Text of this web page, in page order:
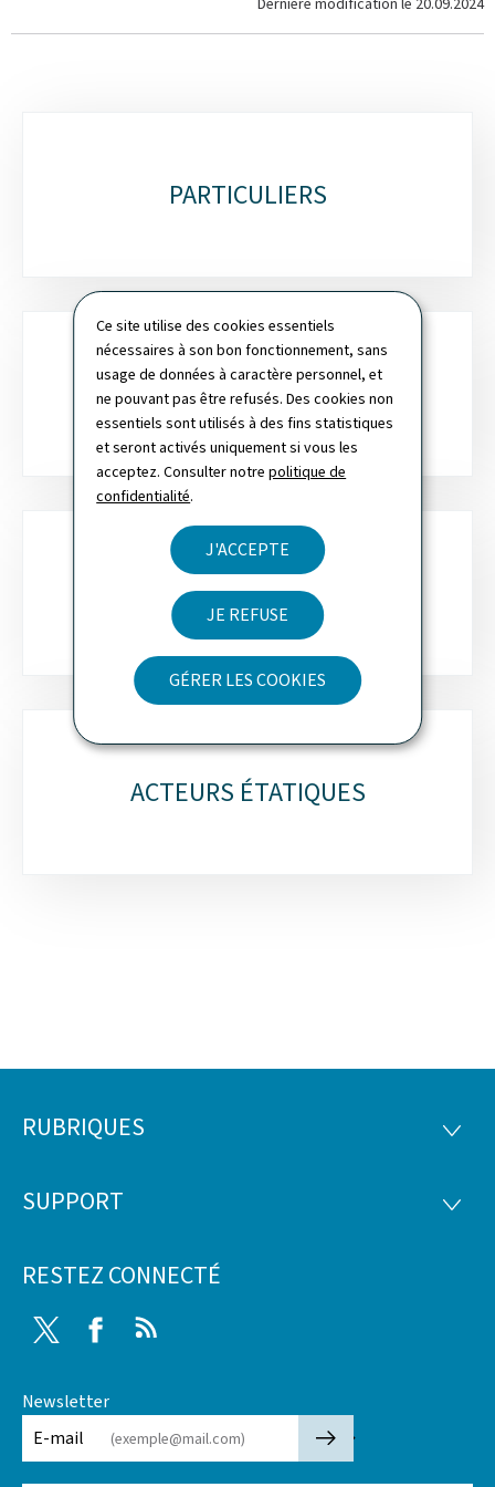
Ce site utilise des cookies essentiels
nécessaires à son bon fonctionnement, sans
usage de données à caractère personnel, et
ne pouvant pas être refusés. Des cookies non
essentiels sont utilisés à des fins statistiques
et seront activés uniquement si vous les
acceptez. Consulter notrepolitique de
confidentialité.
J'ACCEPTE
JE REFUSE
GÉRER LES COOKIES
PARTICULIERS
ENTREPRENEURS(EUSES)
COMMUNES
ACTEURS ÉTATIQUES
Pied
page
RUBRIQUES
SUPPORT
RESTEZ CONNECTÉ
Twitter Facebook
Newsletter
E-mail
🡒